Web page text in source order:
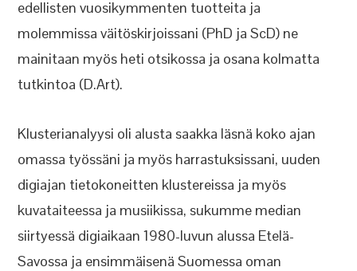
edellisten vuosikymmenten tuotteita ja
molemmissa väitöskirjoissani (PhD ja ScD) ne
mainitaan myös heti otsikossa ja osana kolmatta
tutkintoa (D.Art).
Klusterianalyysi oli alusta saakka läsnä koko ajan
omassa työssäni ja myös harrastuksissani, uuden
digiajan tietokoneitten klustereissa ja myös
kuvataiteessa ja musiikissa, sukumme median
siirtyessä digiaikaan 1980-luvun alussa Etelä-
Savossa ja ensimmäisenä Suomessa oman